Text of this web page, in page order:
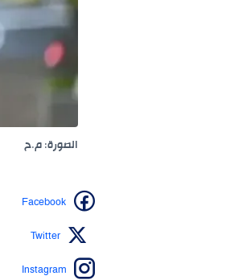
Facebook
Instagram